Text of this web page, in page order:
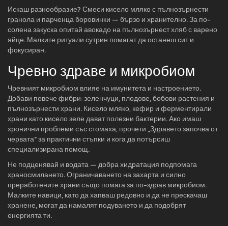
Искаш разнообразие? Смеси кисело мляко с пълнозърнести
гранола и парченца боровинки — бързо и хранително. За по-
солена закуска опитай авокадо на пълнозърнест хляб с варено
яйце. Малките ритуали сутрин помагат да останеш сит и
фокусиран.
Чревно здраве и микробиом
Чревният микробиом влияе на имунитета и настроението.
Добави повече фибри: зеленчуци, плодове, бобови растения и
пълнозърнести храни. Кисело мляко, кефир и ферментирали
храни като кисело зеле дават полезни бактерии. Ако имаш
хронични проблеми със стомаха, прочети „Здравето започва от
червата" за практични стъпки и кога да потърсиш
специализирана помощ.
Не подценявай и водата — добра хидратация подпомага
храносмилането. Ограничаването на захарта и силно
преработените храни също помага за по-здрав микробиом.
Малките навици, като да хапваш редовно и да не прескачаш
хранене, могат да намалят подуването и да подобрят
енергията ти.